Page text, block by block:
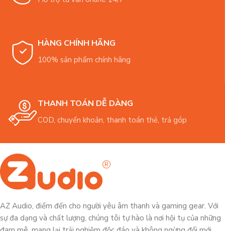
HÀNG CHÍNH HÃNG
100% sản phẩm chính hãng
THANH TOÁN DỄ DÀNG
COD, chuyển khoản, thanh toán thẻ, trả góp
AZ Audio, điểm đến cho người yêu âm thanh và gaming gear. Với
sự đa dạng và chất lượng, chúng tôi tự hào là nơi hội tụ của những